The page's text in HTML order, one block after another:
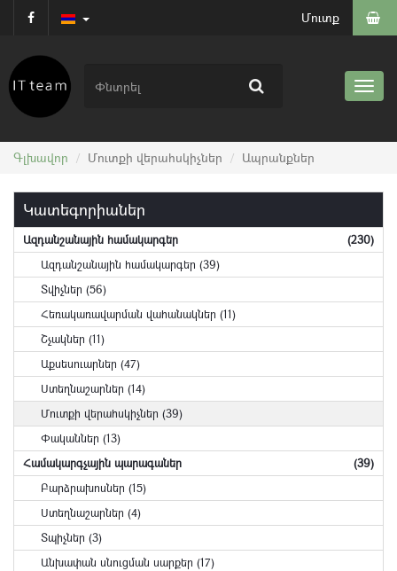
Մուտք
Գլխավոր Մուտքի վերահսկիչներ Ապրանքներ
Կատեգորիաներ
Ազդանշանային համակարգեր
(230)
Ազդանշանային համակարգեր (39)
Տվիչներ (56)
Հեռակառավարման վահանակներ (11)
Շչակներ (11)
Աքսեսուարներ (47)
Ստեղնաշարներ (14)
Մուտքի վերահսկիչներ (39)
Փականներ (13)
Համակարգչային պարագաներ
(39)
Բարձրախոսներ (15)
Ստեղնաշարներ (4)
Տպիչներ (3)
Անխափան սնուցման սարքեր (17)